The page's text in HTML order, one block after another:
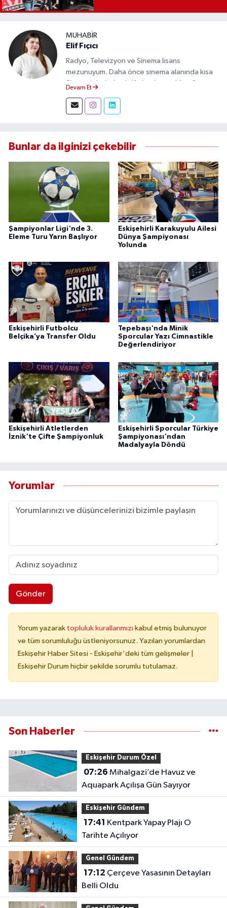
MUHABIR
Elif Fıçıcı
Radyo, Televizyon ve Sinema lisans
mezunuyum. Daha önce sinema alanında kısa
film projelerinde aktif olarak yer aldım. Şu an
görev yapıyor, gündemi sahadan takip ederek
doğru ve tarafsız haberler üretiyorum.
Devam Et
Bunlar da ilginizi çekebilir
Şampiyonlar Ligi'nde 3.
Eleme Turu Yarın Başlıyor
Eskişehirli Karakuyulu Ailesi
Dünya Şampiyonası
Yolunda
Eskişehirli Futbolcu
Belçika’ya Transfer Oldu
Tepebaşı'nda Minik
Sporcular Yazı Cimnastikle
Değerlendiriyor
Eskişehirli Atletlerden
İznik'te Çifte Şampiyonluk
Eskişehirli Sporcular Türkiye
Şampiyonası'ndan
Madalyayla Döndü
Yorumlar
Gönder
Yorum yazarak topluluk kurallarımızı kabul etmiş bulunuyor
ve tüm sorumluluğu üstleniyorsunuz. Yazılan yorumlardan
Eskişehir Haber Sitesi - Eskişehir'deki tüm gelişmeler |
Eskişehir Durum hiçbir şekilde sorumlu tutulamaz.
Son Haberler
Eskişehir Durum Özel
07:26
Aquapark Açılışa Gün Sayıyor
Eskişehir Gündem
17:41
Tarihte Açılıyor
Genel Gündem
17:12
Belli Oldu